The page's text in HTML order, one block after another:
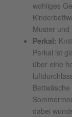
wohliges
Muster und
Perkal:
Perkal ist
über eine
dabei